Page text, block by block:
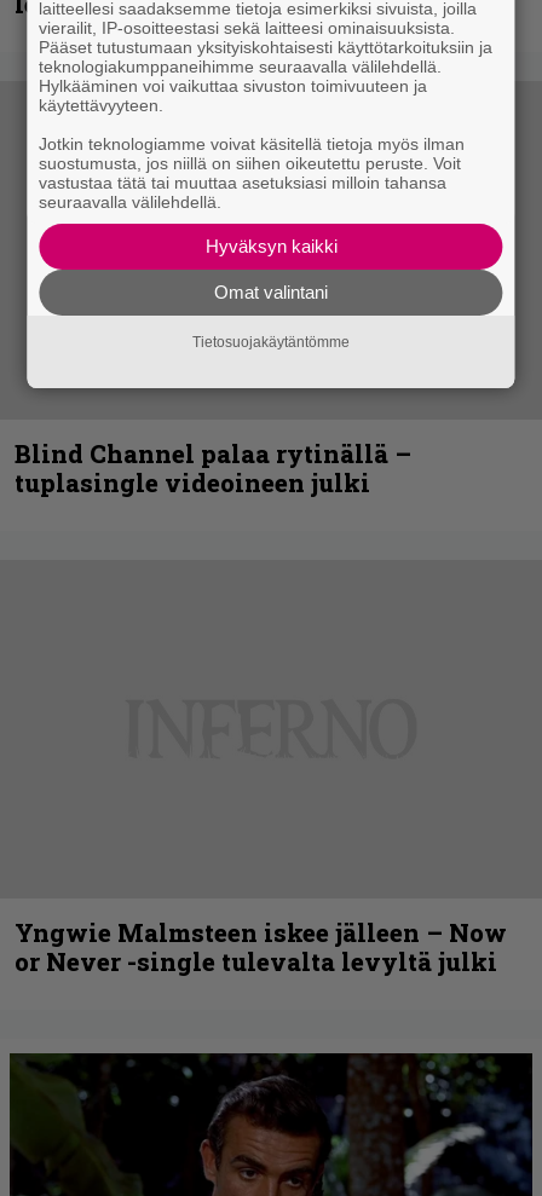
Blind Channel palaa rytinällä –
tuplasingle videoineen julki
Yngwie Malmsteen iskee jälleen – Now
or Never -single tulevalta levyltä julki
laitteellesi saadaksemme tietoja esimerkiksi sivuista, joilla
vierailit, IP-osoitteestasi sekä laitteesi ominaisuuksista.
Pääset tutustumaan yksityiskohtaisesti käyttötarkoituksiin ja
teknologiakumppaneihimme seuraavalla välilehdellä.
Hylkääminen voi vaikuttaa sivuston toimivuuteen ja
käytettävyyteen.
Jotkin teknologiamme voivat käsitellä tietoja myös ilman
suostumusta, jos niillä on siihen oikeutettu peruste. Voit
vastustaa tätä tai muuttaa asetuksiasi milloin tahansa
seuraavalla välilehdellä.
Hyväksyn kaikki
Omat valintani
Tietosuojakäytäntömme